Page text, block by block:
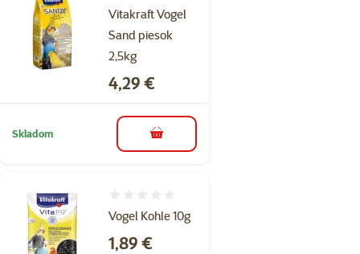
Vitakraft Vogel
Sand piesok
2,5kg
Cena
4,29 €
Skladom do košíka
Vogel Kohle 10g
Cena
1,89 €